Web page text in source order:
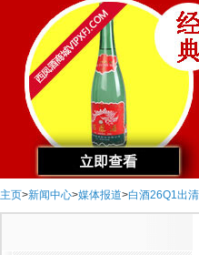
主页>新闻中心>媒体报道>白酒26Q1出